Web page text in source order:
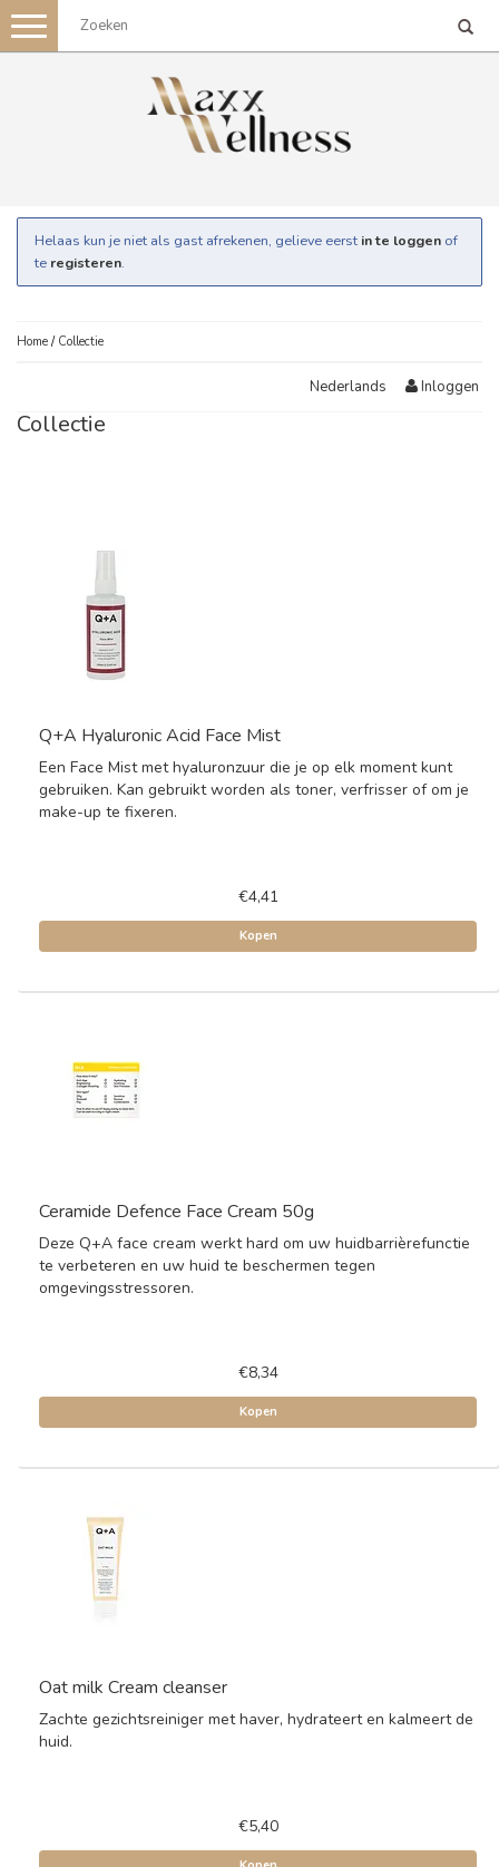
Toggle
navigation
Helaas kun je niet als gast afrekenen, gelieve eerst in te loggen of
te registeren.
Home / Collectie
Nederlands Inloggen
Collectie
Q+A Hyaluronic Acid Face Mist
Een Face Mist met hyaluronzuur die je op elk moment kunt
gebruiken. Kan gebruikt worden als toner, verfrisser of om je
make-up te fixeren.
€4,41
Kopen
Ceramide Defence Face Cream 50g
Deze Q+A face cream werkt hard om uw huidbarrièrefunctie
te verbeteren en uw huid te beschermen tegen
omgevingsstressoren.
€8,34
Kopen
Oat milk Cream cleanser
Zachte gezichtsreiniger met haver, hydrateert en kalmeert de
huid.
€5,40